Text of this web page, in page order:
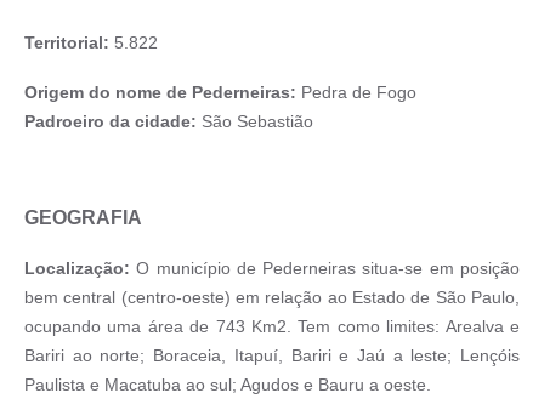
Territorial: 5.822
Origem do nome de Pederneiras: Pedra de Fogo
Padroeiro da cidade: São Sebastião
GEOGRAFIA
Localização:O município de Pederneiras situa-se em posição
bem central (centro-oeste) em relação ao Estado de São Paulo,
ocupando uma área de 743 Km2. Tem como limites: Arealva e
Bariri ao norte; Boraceia, Itapuí, Bariri e Jaú a leste; Lençóis
Paulista e Macatuba ao sul; Agudos e Bauru a oeste.